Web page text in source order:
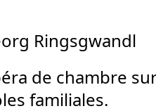
Stücke
Ringsgwandl
de chambre
familiales.